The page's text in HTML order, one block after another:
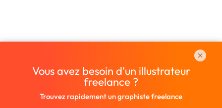
Vous avez besoin d'un illustrateur
freelance ?
Trouvez rapidement un graphiste freelance